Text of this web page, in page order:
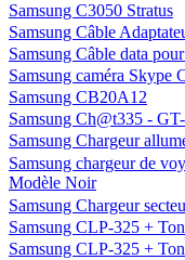
Samsung C3050 Stratus
Samsung Câble
Samsung Câble data
Samsung caméra Skype
Samsung CB20A12
Samsung Ch@t335 -
Samsung Chargeur
Samsung chargeur de
Modèle Noir
Samsung Chargeur
Samsung CLP-325 +
Samsung CLP-325 +